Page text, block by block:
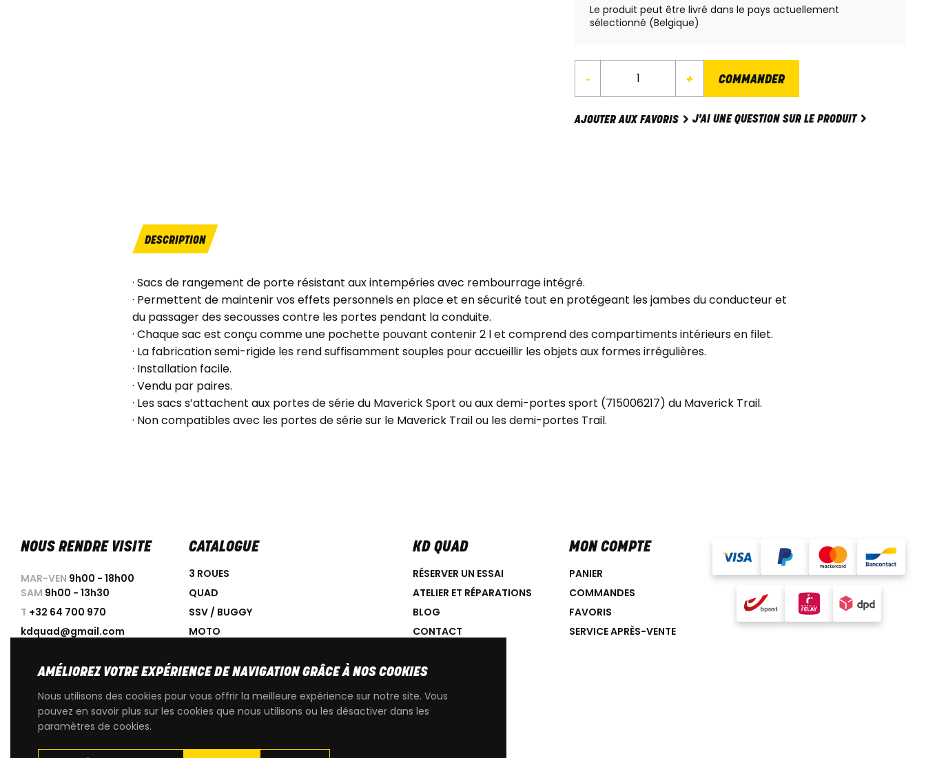
Le produit peut être livré dans le pays actuellement
sélectionné (Belgique)
- + COMMANDER
AJOUTER AUX FAVORIS J'AI UNE QUESTION SUR LE PRODUIT
DESCRIPTION
· Sacs de rangement de porte résistant aux intempéries avec rembourrage intégré.
· Permettent de maintenir vos effets personnels en place et en sécurité tout en protégeant les jambes du conducteur et
du passager des secousses contre les portes pendant la conduite.
· Chaque sac est conçu comme une pochette pouvant contenir 2 l et comprend des compartiments intérieurs en filet.
· La fabrication semi-rigide les rend suffisamment souples pour accueillir les objets aux formes irrégulières.
· Installation facile.
· Vendu par paires.
· Les sacs s’attachent aux portes de série du Maverick Sport ou aux demi-portes sport (715006217) du Maverick Trail.
· Non compatibles avec les portes de série sur le Maverick Trail ou les demi-portes Trail.
NOUS RENDRE VISITE
MAR-VEN 9h00 - 18h00
SAM 9h00 - 13h30
T +32 64 700 970
kdquad@gmail.com
CATALOGUE
3 ROUES
QUAD
SSV / BUGGY
MOTO
ACCESSOIRES
PROMOTIONS
OCCASIONS
KD QUAD
RÉSERVER UN ESSAI
ATELIER ET RÉPARATIONS
BLOG
CONTACT
MON COMPTE
PANIER
COMMANDES
FAVORIS
SERVICE APRÈS-VENTE
AMÉLIOREZ VOTRE EXPÉRIENCE DE NAVIGATION GRÂCE À NOS COOKIES
Nous utilisons des cookies pour vous offrir la meilleure expérience sur notre site. Vous
pouvez en savoir plus sur les cookies que nous utilisons ou les désactiver dans les
paramètres de cookies.